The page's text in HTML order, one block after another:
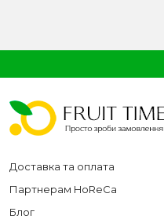
Доставка та оплата
Партнерам HoReCa
Блог